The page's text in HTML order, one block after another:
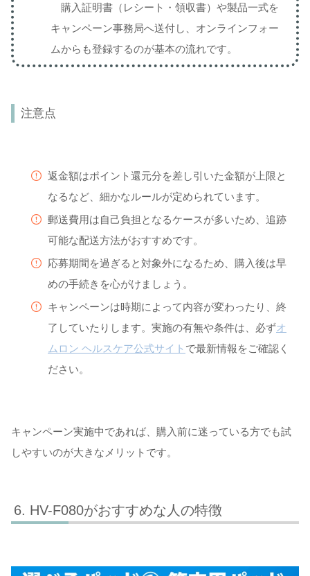
購入証明書（レシート・領収書）や製品一式を
キャンペーン事務局へ送付し、オンラインフォー
ムからも登録するのが基本の流れです。
注意点
返金額はポイント還元分を差し引いた金額が上限と
なるなど、細かなルールが定められています。
郵送費用は自己負担となるケースが多いため、追跡
可能な配送方法がおすすめです。
応募期間を過ぎると対象外になるため、購入後は早
めの手続きを心がけましょう。
キャンペーンは時期によって内容が変わったり、終
了していたりします。実施の有無や条件は、必ずオ
ムロン ヘルスケア公式サイト で最新情報をご確認く
ださい。
キャンペーン実施中であれば、購入前に迷っている方でも試
しやすいのが大きなメリットです。
HV-F080がおすすめな人の特徴